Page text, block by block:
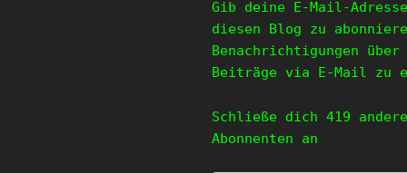
Gib deine E-Mail-
diesen Blog zu
Benachrichtigungen über
Beiträge via E-Mail zu
Schließe dich 419
Abonnenten an